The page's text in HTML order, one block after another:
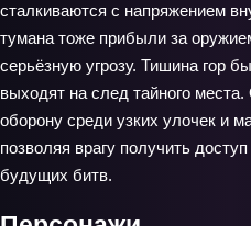
сталкиваются с напряжением
тумана тоже прибыли за
серьёзную угрозу. Тишина гор
выходят на след тайного
оборону среди узких улочек и
позволяя врагу получить
будущих битв.